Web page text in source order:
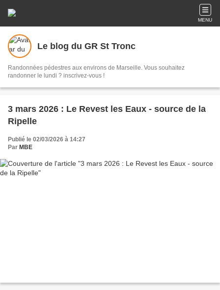
MENU
Le blog du GR St Tronc
Randonnées pédestres aux environs de Marseille. Vous souhaitez
randonner le lundi ? inscrivez-vous !
3 mars 2026 : Le Revest les Eaux - source de la
Ripelle
Publié le 02/03/2026 à 14:27
Par MBE